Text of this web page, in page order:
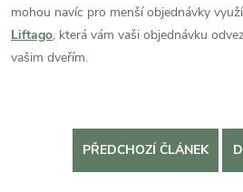
mohou navíc pro menší objednávky
Liftago, která vám vaši objednávku
vašim dveřím.
PŘEDCHOZÍ ČLÁNEK